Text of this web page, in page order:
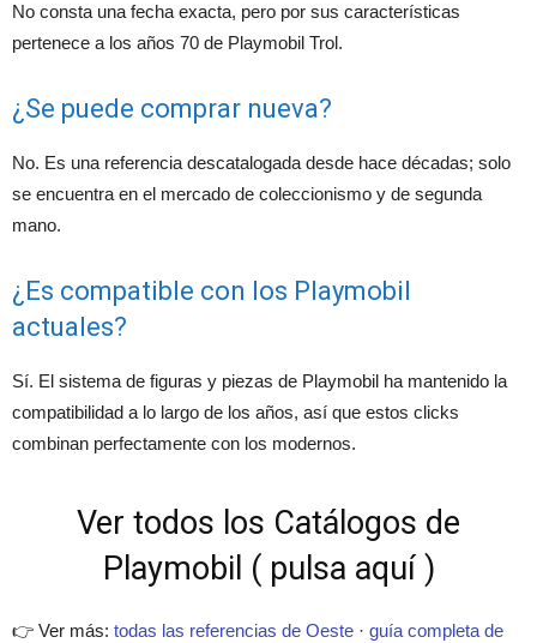
No consta una fecha exacta, pero por sus características
pertenece a los años 70 de Playmobil Trol.
¿Se puede comprar nueva?
No. Es una referencia descatalogada desde hace décadas; solo
se encuentra en el mercado de coleccionismo y de segunda
mano.
¿Es compatible con los Playmobil
actuales?
Sí. El sistema de figuras y piezas de Playmobil ha mantenido la
compatibilidad a lo largo de los años, así que estos clicks
combinan perfectamente con los modernos.
Ver todos los Catálogos de
Playmobil ( pulsa aquí )
👉 Ver más: todas las referencias de Oeste · guía completa de